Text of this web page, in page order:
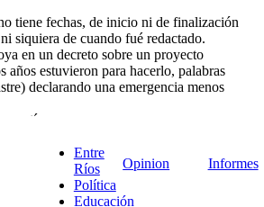
tiene fechas, de inicio ni de finalización
siquiera de cuando fué redactado.
en un decreto sobre un proyecto
años estuvieron para hacerlo, palabras
declarando una emergencia menos
Entre
Ríos
Política
Educación
Opinion Informes